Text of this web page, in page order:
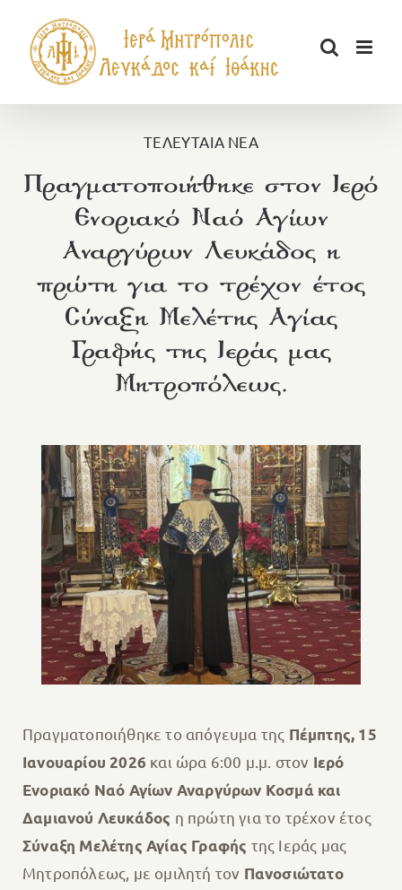
περιεχόμενο
ΤΕΛΕΥΤΑΙΑ ΝΕΑ
Πραγματοποιήθηκε στον Ιερό
Ενοριακό Ναό Αγίων
Αναργύρων Λευκάδος η
πρώτη για το τρέχον έτος
Σύναξη Μελέτης Αγίας
Γραφής της Ιεράς μας
Μητροπόλεως.
Πραγματοποιήθηκε το απόγευμα της Πέμπτης, 15
Ιανουαρίου 2026 και ώρα 6:00 μ.μ. στον Ιερό
Ενοριακό Ναό Αγίων Αναργύρων Κοσμά και
Δαμιανού Λευκάδος η πρώτη για το τρέχον έτος
Σύναξη Μελέτης Αγίας Γραφής της Ιεράς μας
Μητροπόλεως, με ομιλητή τον Πανοσιώτατο